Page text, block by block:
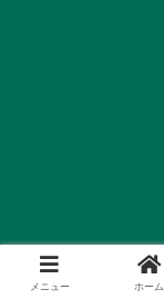
運営会社
メニュー ホーム